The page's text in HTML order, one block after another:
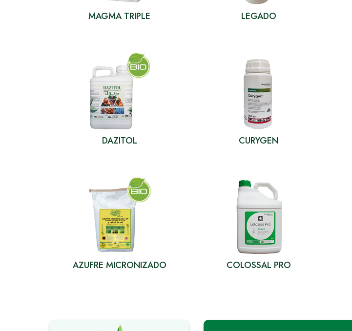
MAGMA TRIPLE LEGADO
DAZITOL CURYGEN
AZUFRE MICRONIZADO COLOSSAL PRO